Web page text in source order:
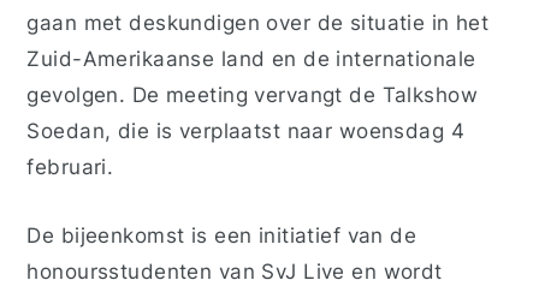
gaan met deskundigen over de situatie in het
Zuid-Amerikaanse land en de internationale
gevolgen. De meeting vervangt de Talkshow
Soedan, die is verplaatst naar woensdag 4
februari.
De bijeenkomst is een initiatief van de
honoursstudenten van SvJ Live en wordt